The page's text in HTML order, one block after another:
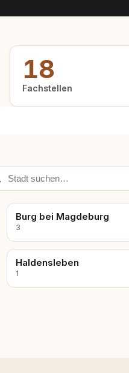
18
Fachstellen
Burg bei Magdeburg
3
Haldensleben
1